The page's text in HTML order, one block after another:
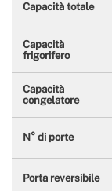
Capacità totale
Capacità
frigorifero
Capacità
congelatore
N° di porte
Porta reversibile